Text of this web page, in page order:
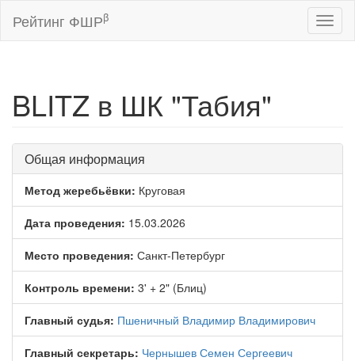
Рейтинг ФШРβ
BLITZ в ШК "Табия"
Общая информация
Метод жеребьёвки: Круговая
Дата проведения: 15.03.2026
Место проведения: Санкт-Петербург
Контроль времени: 3' + 2" (Блиц)
Главный судья: Пшеничный Владимир Владимирович
Главный секретарь: Чернышев Семен Сергеевич